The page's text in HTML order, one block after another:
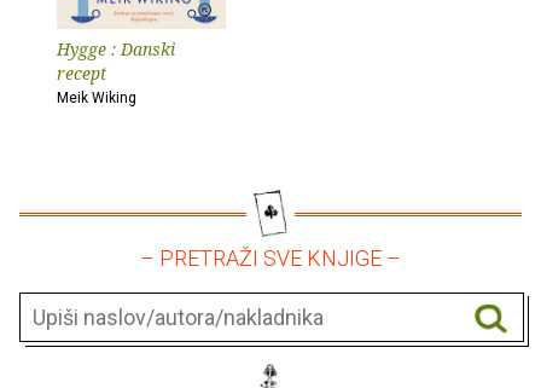
Hygge : Danski
recept
Meik Wiking
– PRETRAŽI SVE KNJIGE –